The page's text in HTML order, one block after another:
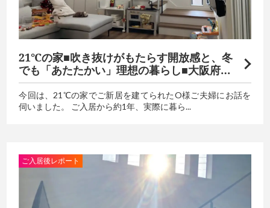
21℃の家■吹き抜けがもたらす開放感と、冬
でも「あたたかい」理想の暮らし■大阪府藤
井寺市O様邸
今回は、21℃の家でご新居を建てられたO様ご夫婦にお話を
伺いました。 ご入居から約1年、実際に暮ら...
ご入居後レポート